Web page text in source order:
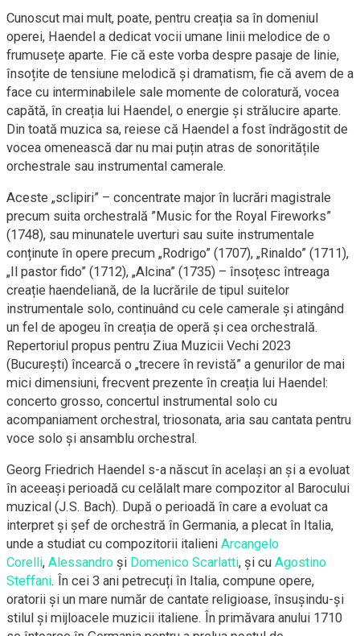
​Cunoscut mai mult, poate, pentru creația sa în domeniul
operei, Haendel a dedicat vocii umane linii melodice de o
frumusețe aparte. Fie că este vorba despre pasaje de linie,
însoțite de tensiune melodică și dramatism, fie că avem de a
face cu interminabilele sale momente de coloratură, vocea
capătă, în creația lui Haendel, o energie și strălucire aparte.
Din toată muzica sa, reiese că Haendel a fost îndrăgostit de
vocea omenească dar nu mai puțin atras de sonoritățile
orchestrale sau instrumental camerale.
​Aceste „sclipiri” – concentrate major în lucrări magistrale
precum suita orchestrală ”Music for the Royal Fireworks”
(1748), sau minunatele uverturi sau suite instrumentale
conținute în opere precum „Rodrigo” (1707), „Rinaldo” (1711),
„Il pastor fido” (1712), „Alcina” (1735) – însoțesc întreaga
creație haendeliană, de la lucrările de tipul suitelor
instrumentale solo, continuând cu cele camerale și atingând
un fel de apogeu în creația de operă și cea orchestrală.
Repertoriul propus pentru Ziua Muzicii Vechi 2023
(București) încearcă o „trecere în revistă” a genurilor de mai
mici dimensiuni, frecvent prezente în creația lui Haendel:
concerto grosso, concertul instrumental solo cu
acompaniament orchestral, triosonata, aria sau cantata pentru
voce solo și ansamblu orchestral.
​Georg Friedrich Haendel s-a născut în același an și a evoluat
în aceeași perioadă cu celălalt mare compozitor al Barocului
muzical (J.S. Bach). După o perioadă în care a evoluat ca
interpret și șef de orchestră în Germania, a plecat în Italia,
unde a studiat cu compozitorii italieni Arcangelo
Corelli, Alessandro și Domenico Scarlatti, și cu Agostino
Steffani. În cei 3 ani petrecuți în Italia, compune opere,
oratorii și un mare număr de cantate religioase, însușindu-și
stilul și mijloacele muzicii italiene. În primăvara anului 1710